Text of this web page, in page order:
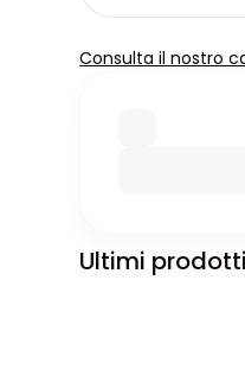
Consulta il nostro
Ultimi